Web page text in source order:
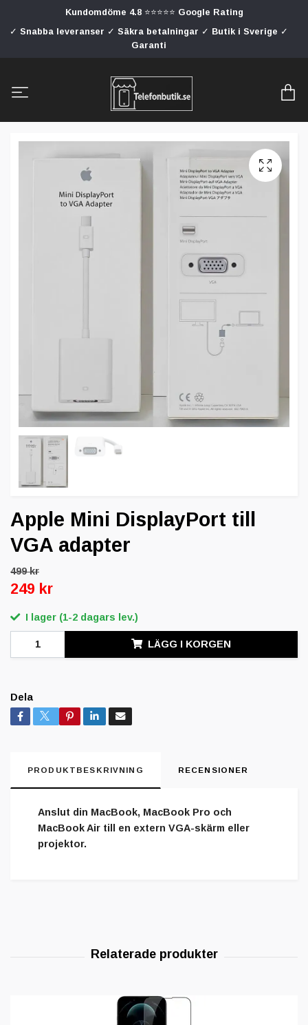
Kundomdöme 4.8 ⭐⭐⭐⭐⭐ Google Rating
✓ Snabba leveranser ✓ Säkra betalningar ✓ Butik i Sverige ✓
Garanti
Apple Mini DisplayPort till
VGA adapter
499 kr
249 kr
I lager (1-2 dagars lev.)
LÄGG I KORGEN
Dela
PRODUKTBESKRIVNING RECENSIONER
Anslut din MacBook, MacBook Pro och
MacBook Air till en extern VGA-skärm eller
projektor.